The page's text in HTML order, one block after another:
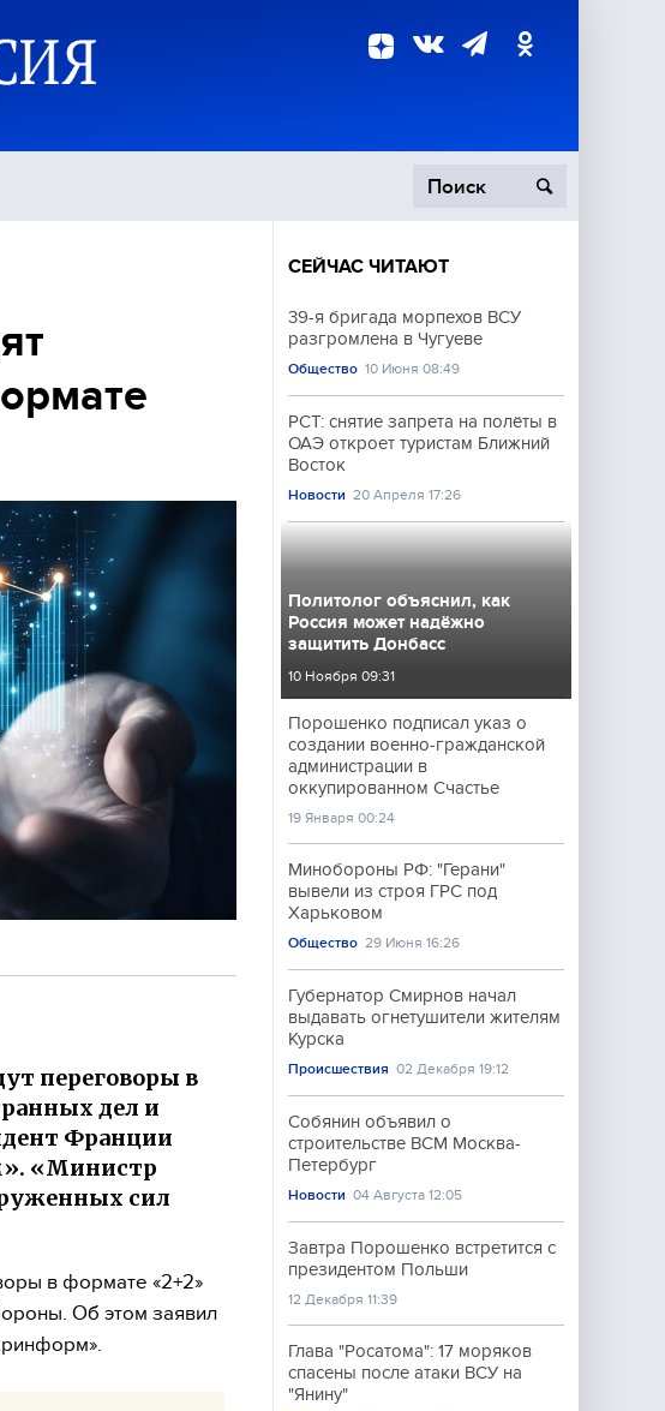
Происшествия
переговоры в
дел и
Франции
«Министр
сил
в формате «2+2»
Об этом заявил
СЕЙЧАС ЧИТАЮТ
39-я бригада морпехов ВСУ
разгромлена в Чугуеве
Общество 10 Июня 08:49
РСТ: снятие запрета на полёты в
ОАЭ откроет туристам Ближний
Восток
Новости 20 Апреля 17:26
Политолог объяснил, как
Россия может надёжно
защитить Донбасс
10 Ноября 09:31
Порошенко подписал указ о
создании военно-гражданской
администрации в
оккупированном Счастье
19 Января 00:24
Минобороны РФ: "Герани"
вывели из строя ГРС под
Харьковом
Общество 29 Июня 16:26
Губернатор Смирнов начал
выдавать огнетушители жителям
Курска
Происшествия 02 Декабря 19:12
Собянин объявил о
строительстве ВСМ Москва-
Петербург
Новости 04 Августа 12:05
Завтра Порошенко встретится с
президентом Польши
12 Декабря 11:39
Глава "Росатома": 17 моряков
спасены после атаки ВСУ на
"Янину"